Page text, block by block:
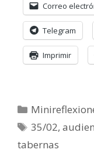
Correo
Telegram
Imprimir
Categorías
Etiquetas
35/02,
tabernas